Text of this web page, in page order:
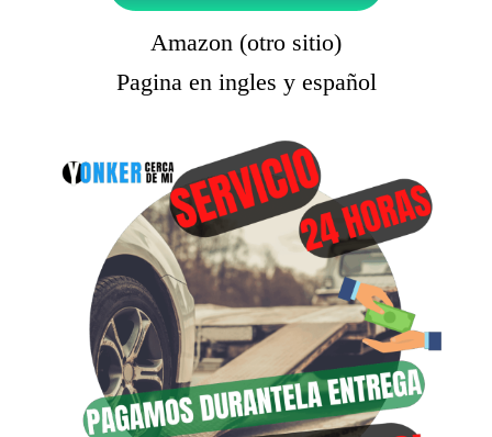
Amazon (otro sitio)
Pagina en ingles y español